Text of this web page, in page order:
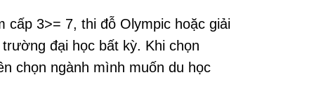
cấp 3>= 7, thi đỗ Olympic hoặc giải
đại học bất kỳ. Khi chọn
chọn ngành mình muốn du học